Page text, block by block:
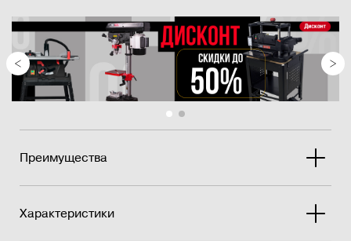
Усиленный четырёхножевой режущий вал обеспечивает
быстрое резание при отличной чистотой обработки.
Планка для вы...
Преимущества
Характеристики